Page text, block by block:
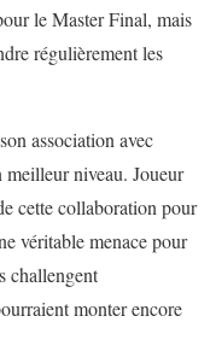
le Master Final, mais
régulièrement les
association avec
niveau. Joueur
cette collaboration pour
véritable menace pour
challengent
monter encore